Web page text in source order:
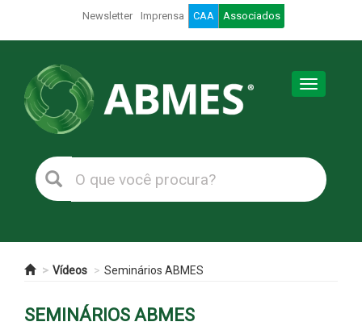
Newsletter Imprensa CAA Associados
Toggle
Vídeos Seminários ABMES
SEMINÁRIOS ABMES